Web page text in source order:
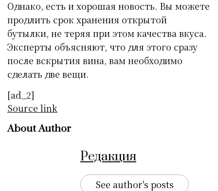
Однако, есть и хорошая новость. Вы можете
продлить срок хранения открытой
бутылки, не теряя при этом качества вкуса.
Эксперты объясняют, что для этого сразу
после вскрытия вина, вам необходимо
сделать две вещи.
[ad_2]
Source link
About Author
Редакция
See author's posts